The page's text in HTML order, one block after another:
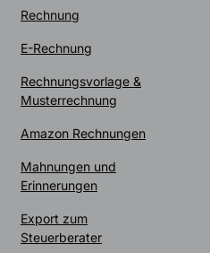
Rechnung
E-Rechnung
Rechnungsvorlage &
Musterrechnung
Amazon Rechnungen
Mahnungen und
Erinnerungen
Export zum
Steuerberater